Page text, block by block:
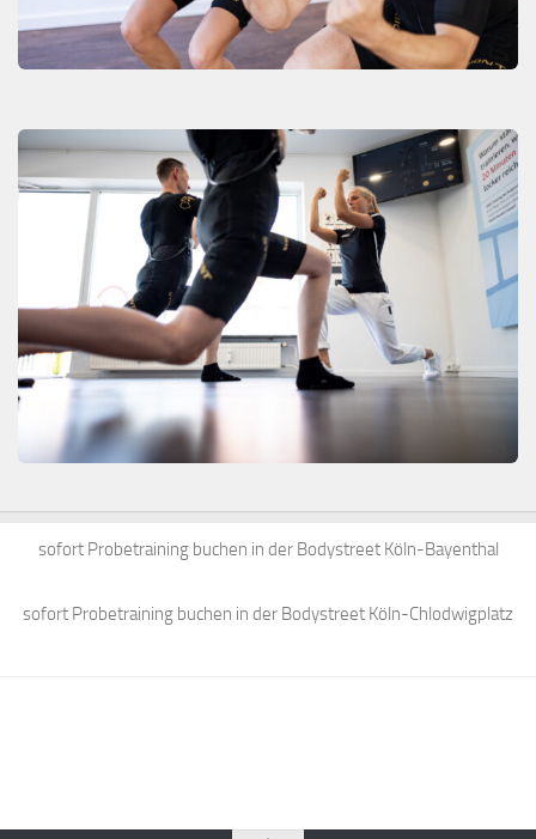
sofort Probetraining buchen in der Bodystreet Köln-Bayenthal
sofort Probetraining buchen in der Bodystreet Köln-Chlodwigplatz